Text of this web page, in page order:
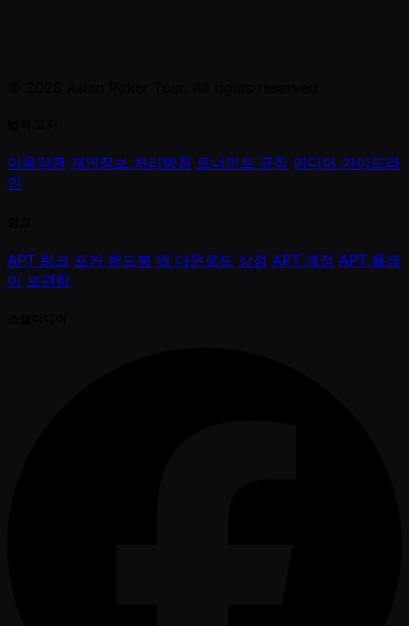
이용약관 개인정보 처리방침 토너먼트 규칙 미디어 가이드라
인
APT 링크 포커 핸드북 앱 다운로드 상점 APT 계정 APT 플레
이 보관함